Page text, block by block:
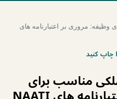
مروری بر اعتبارنامه های
چاپ کنید
مناسب برای